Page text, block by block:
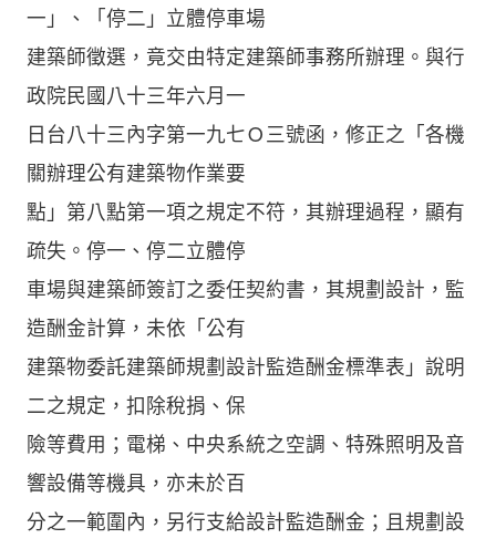
一」、「停二」立體停車場
建築師徵選，竟交由特定建築師事務所辦理。與行
政院民國八十三年六月一
日台八十三內字第一九七Ｏ三號函，修正之「各機
關辦理公有建築物作業要
點」第八點第一項之規定不符，其辦理過程，顯有
疏失。停一、停二立體停
車場與建築師簽訂之委任契約書，其規劃設計，監
造酬金計算，未依「公有
建築物委託建築師規劃設計監造酬金標準表」說明
二之規定，扣除稅捐、保
險等費用；電梯、中央系統之空調、特殊照明及音
響設備等機具，亦未於百
分之一範圍內，另行支給設計監造酬金；且規劃設